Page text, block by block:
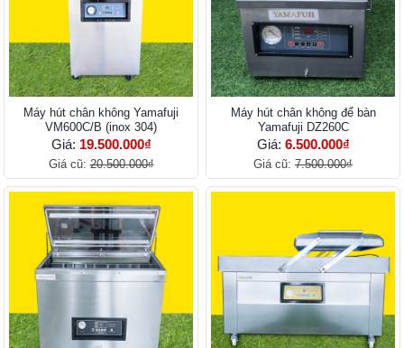
Máy hút chân không Yamafuji
VM600C/B (inox 304)
Giá: 19.500.000₫
Giá cũ:20.500.000₫
Máy hút chân không để bàn
Yamafuji DZ260C
Giá: 6.500.000₫
Giá cũ: 7.500.000₫